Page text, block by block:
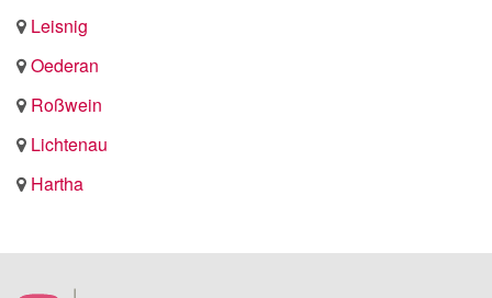
Leisnig
Oederan
Roßwein
Lichtenau
Hartha